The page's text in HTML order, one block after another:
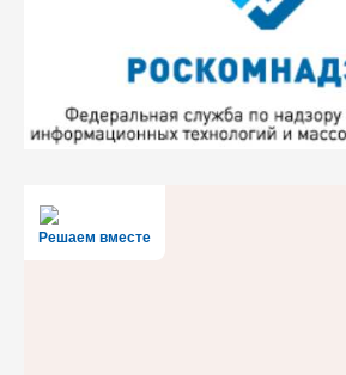
Решаем вместе